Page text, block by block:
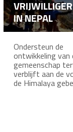
IN NEPAL
Ondersteun de
ontwikkeling van
gemeenschap
verblijft aan de
de Himalaya